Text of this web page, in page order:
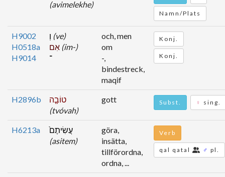
(avimelekhe)
Namn/Plats
H9002
H0518a
H9014
(ve)
(im-)
־
och, men
om
-,
bindestreck,
maqif
Konj.
Konj.
H2896b
טוֹבָ֤ה
(tvóvah)
gott Subst. ♀ sing.
H6213a
עֲשִׂיתֶם֙
(asitem)
göra,
insätta,
tillförordna,
ordna, ...
Verb
qal qatal ♂ pl.